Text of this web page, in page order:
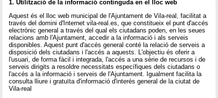
1. Utilització de la informació continguda en el lloc web
Aquest és el lloc web municipal de l'Ajuntament de Vila-real, facilitat a
través del domini d'Internet vila-real.es, que constitueix el punt d'accés
electrònic general a través del qual els ciutadans poden, en les seues
relacions amb l'Ajuntament, accedir a la informació i als serveis
disponibles. Aquest punt d'accés general conté la relació de serveis a
disposició dels ciutadans i l'accés a aquests. L'objectiu és oferir a
l'usuari, de forma fàcil i integrada, l'accés a una sèrie de recursos i de
serveis dirigits a resoldre necessitats específiques dels ciutadans o
l'accés a la informació i serveis de l'Ajuntament. Igualment facilita la
consulta lliure i gratuïta d'informació d'interés general de la ciutat de
Vila-real